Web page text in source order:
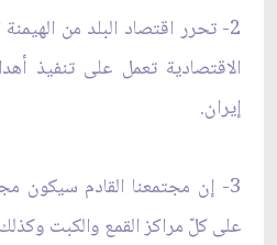
2- تحرر اقتصاد البلد من
الاقتصادية تعمل على تنفيذ
إيران.
3- إن مجتمعنا القادم سيكون
على كلّ مراكز القمع والكبت